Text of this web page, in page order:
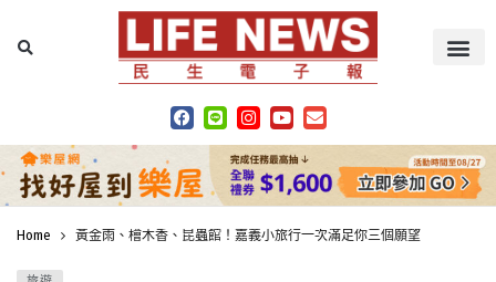
Home 黃金雨、檜木香、昆蟲館！嘉義小旅行一次滿足你三個願望